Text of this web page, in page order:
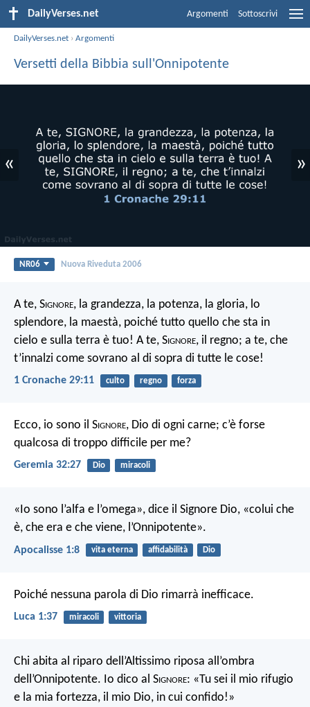
DailyVerses.net Argomenti Sottoscrivi
DailyVerses.net ›Argomenti
Versetti della Bibbia sull'Onnipotente
« »
NR06 Nuova Riveduta 2006
A te, Signore, la grandezza, la potenza, la gloria, lo
splendore, la maestà, poiché tutto quello che sta in
cielo e sulla terra è tuo! A te, Signore, il regno; a te, che
t’innalzi come sovrano al di sopra di tutte le cose!
1 Cronache 29:11 culto regno forza
Ecco, io sono il Signore, Dio di ogni carne; c’è forse
qualcosa di troppo difficile per me?
Geremia 32:27 Dio miracoli
«Io sono l’alfa e l’omega», dice il Signore Dio, «colui che
è, che era e che viene, l’Onnipotente».
Apocalisse 1:8 vita eterna affidabilità Dio
Poiché nessuna parola di Dio rimarrà inefficace.
Luca 1:37 miracoli vittoria
Chi abita al riparo dell’Altissimo riposa all’ombra
dell’Onnipotente. Io dico al Signore: «Tu sei il mio rifugio
e la mia fortezza, il mio Dio, in cui confido!»